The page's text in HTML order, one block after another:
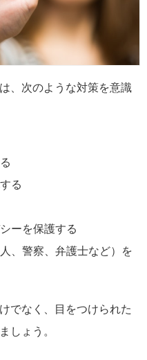
、次のような対策を意識
る
ーを保護する
、警察、弁護士など）を
でなく、目をつけられた
しょう。